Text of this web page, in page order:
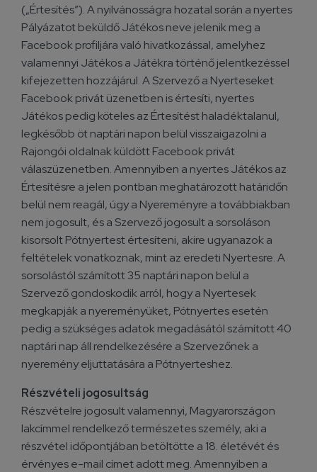
(„Értesítés”). A nyilvánosságra hozatal során a nyertes
Pályázatot beküldő Játékos neve jelenik meg a
Facebook profiljára való hivatkozással, amelyhez
valamennyi Játékos a Játékra történő jelentkezéssel
kifejezetten hozzájárul. A Szervező a Nyerteseket
Facebook privát üzenetben is értesíti, nyertes
Játékos pedig köteles az Értesítést haladéktalanul,
legkésőbb öt naptári napon belül visszaigazolni a
Rajongói oldalnak küldött Facebook privát
válaszüzenetben. Amennyiben a nyertes Játékos az
Értesítésre a jelen pontban meghatározott határidőn
belül nem reagál, úgy a Nyereményre a továbbiakban
nem jogosult, és a Szervező jogosult a sorsoláson
kisorsolt Pótnyertest értesíteni, akire ugyanazok a
feltételek vonatkoznak, mint az eredeti Nyertesre. A
sorsolástól számított 35 naptári napon belül a
Szervező gondoskodik arról, hogy a Nyertesek
megkapják a nyereményüket, Pótnyertes esetén
pedig a szükséges adatok megadásától számított 40
naptári nap áll rendelkezésére a Szervezőnek a
nyeremény eljuttatására a Pótnyerteshez.
Részvételi jogosultság
Részvételre jogosult valamennyi, Magyarországon
lakcímmel rendelkező természetes személy, aki a
részvétel időpontjában betöltötte a 18. életévét és
érvényes e-mail címet adott meg. Amennyiben a